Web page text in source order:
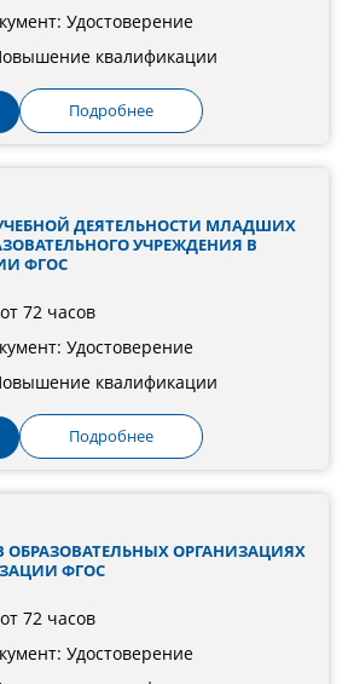
Удостоверение
квалификации
Подробнее
ДЕЯТЕЛЬНОСТИ МЛАДШИХ
УЧРЕЖДЕНИЯ В
ФГОС
72 часов
Удостоверение
квалификации
Подробнее
ОБРАЗОВАТЕЛЬНЫХ ОРГАНИЗАЦИЯХ
ФГОС
72 часов
Удостоверение